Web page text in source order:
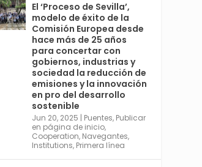
@ONU_es del 30 de junio al 3
de julio, con España
@MAECgob como anfitriona.
🌍 Cuarta Conferencia
Internacional sobre la
Financiación para el
Desarrollo. Ver más:
https://financing.desa.un.or
g/ffd4
2 Twitter
El ‘Proceso de Sevilla’,
modelo de éxito de la
Comisión Europea desde
hace más de 25 años
para concertar con
gobiernos, industrias y
sociedad la reducción de
emisiones y la innovación
en pro del desarrollo
sostenible
Jun 20, 2025 | Puentes, Publicar
en página de inicio,
Cooperation, Navegantes,
Institutions, Primera línea